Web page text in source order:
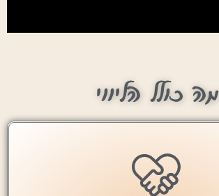
מה כולל הליווי